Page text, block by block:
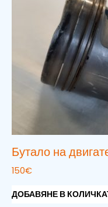
Бутало на
150€
ДОБАВЯНЕ В